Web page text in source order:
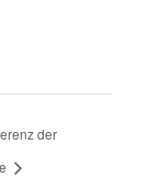
der